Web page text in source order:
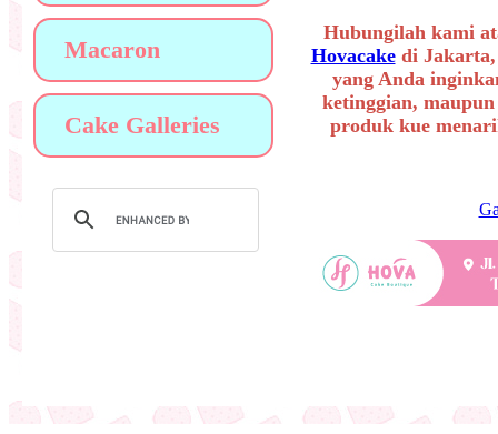
Macaron
Cake Galleries
Hubungilah kami
Hovacakedi Jakarta,
yang Anda
ketinggian,
produk kue